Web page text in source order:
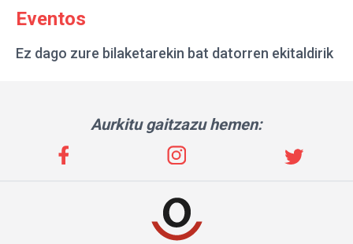
Eventos
Ez dago zure bilaketarekin bat datorren ekitaldirik
Aurkitu gaitzazu hemen: